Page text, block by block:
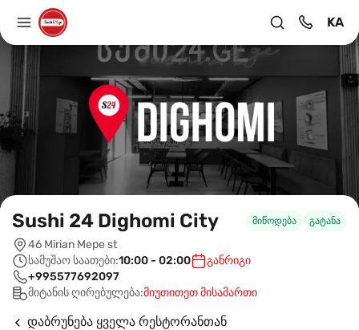
KA
Sushi 24 Dighomi City მიწოდება გატანა
46 Mirian Mepe st
სამუშაო საათები:10:00 - 02:00
განრიგი
+995577692097
მიტანის ღირებულება:მიუთითეთ მისამართი
დაბრუნება ყველა რესტორანთან